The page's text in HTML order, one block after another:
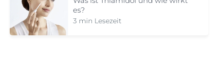
es?
3 min Lesezeit